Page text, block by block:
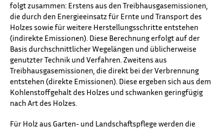
folgt zusammen: Erstens aus den Treibhausgasemissionen,
die durch den Energieeinsatz für Ernte und Transport des
Holzes sowie für weitere Herstellungsschritte entstehen
(indirekte Emissionen). Diese Berechnung erfolgt auf der
Basis durchschnittlicher Wegelängen und üblicherweise
genutzter Technik und Verfahren. Zweitens aus
Treibhausgasemissionen, die direkt bei der Verbrennung
entstehen (direkte Emissionen). Diese ergeben sich aus dem
Kohlenstoffgehalt des Holzes und schwanken geringfügig
nach Art des Holzes.
Für Holz aus Garten- und Landschaftspflege werden die